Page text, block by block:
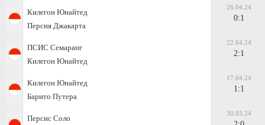
Килегон Юнайтед
Персия Джакарта
26.04.24
0:1
ПСИС Семаранг
Килегон Юнайтед
22.04.24
2:1
Килегон Юнайтед
Барито Путера
17.04.24
1:1
Персис Соло
30.03.24